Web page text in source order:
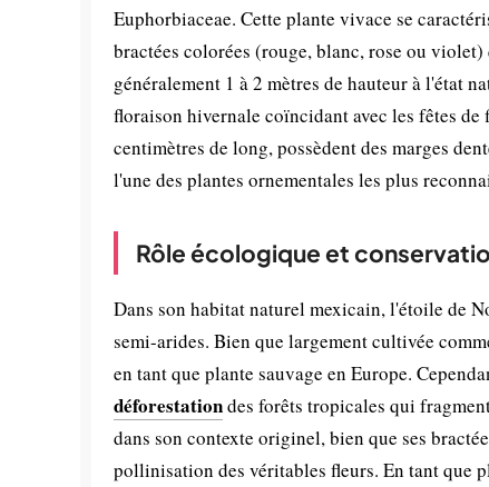
Euphorbiaceae. Cette plante vivace se
bractées colorées (rouge, blanc, rose ou
généralement 1 à 2 mètres de hauteur à l'état
floraison hivernale coïncidant avec les fêtes de
centimètres de long, possèdent des marges
l'une des plantes ornementales les plus
Rôle écologique et
Dans son habitat naturel mexicain, l'étoile de
semi-arides. Bien que largement cultivée
en tant que plante sauvage en Europe.
déforestationdes forêts tropicales qui
dans son contexte originel, bien que ses
pollinisation des véritables fleurs. En tant que